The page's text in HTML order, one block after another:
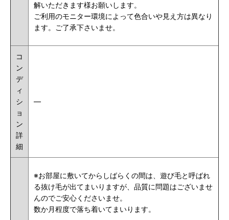
解いただきます様お願いします。
ご利用のモニター環境によって色合いや見え方は異なり
ます。ご了承下さいませ。
コ
ン
デ
ィ
シ
ョ
ン
詳
細
―
※お部屋に敷いてからしばらくの間は、遊び毛と呼ばれ
る抜け毛が出てまいりますが、品質に問題はございませ
んのでご安心くださいませ。
数か月程度で落ち着いてまいります。